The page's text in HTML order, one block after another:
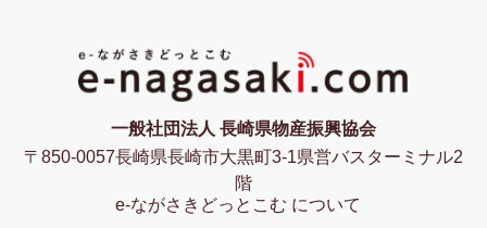
一般社団法人 長崎県物産振興協会
〒850-0057長崎県長崎市大黒町3-1県営バスターミナル2
階
e-ながさきどっとこむ について